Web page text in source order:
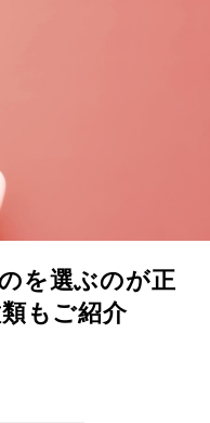
を選ぶのが正
もご紹介